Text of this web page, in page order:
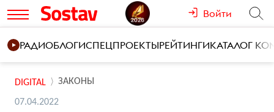
Войти
РАДИОБЛОГИСПЕЦПРОЕКТЫРЕЙТИНГИКАТАЛОГ
DIGITAL ЗАКОНЫ
07.04.2022